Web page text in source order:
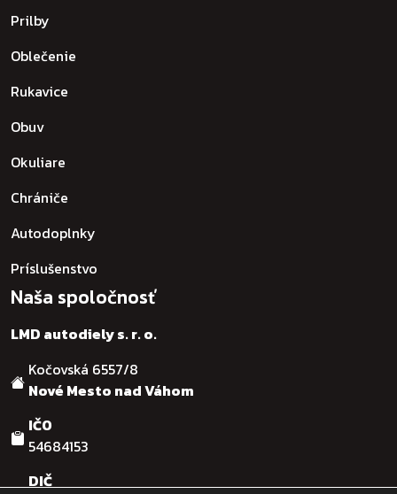
Prilby
Oblečenie
Rukavice
Obuv
Okuliare
Chrániče
Autodoplnky
Príslušenstvo
Naša spoločnosť
LMD autodiely s. r. o.
Kočovská 6557/8
Nové Mesto nad Váhom
IČO
54684153
DIČ